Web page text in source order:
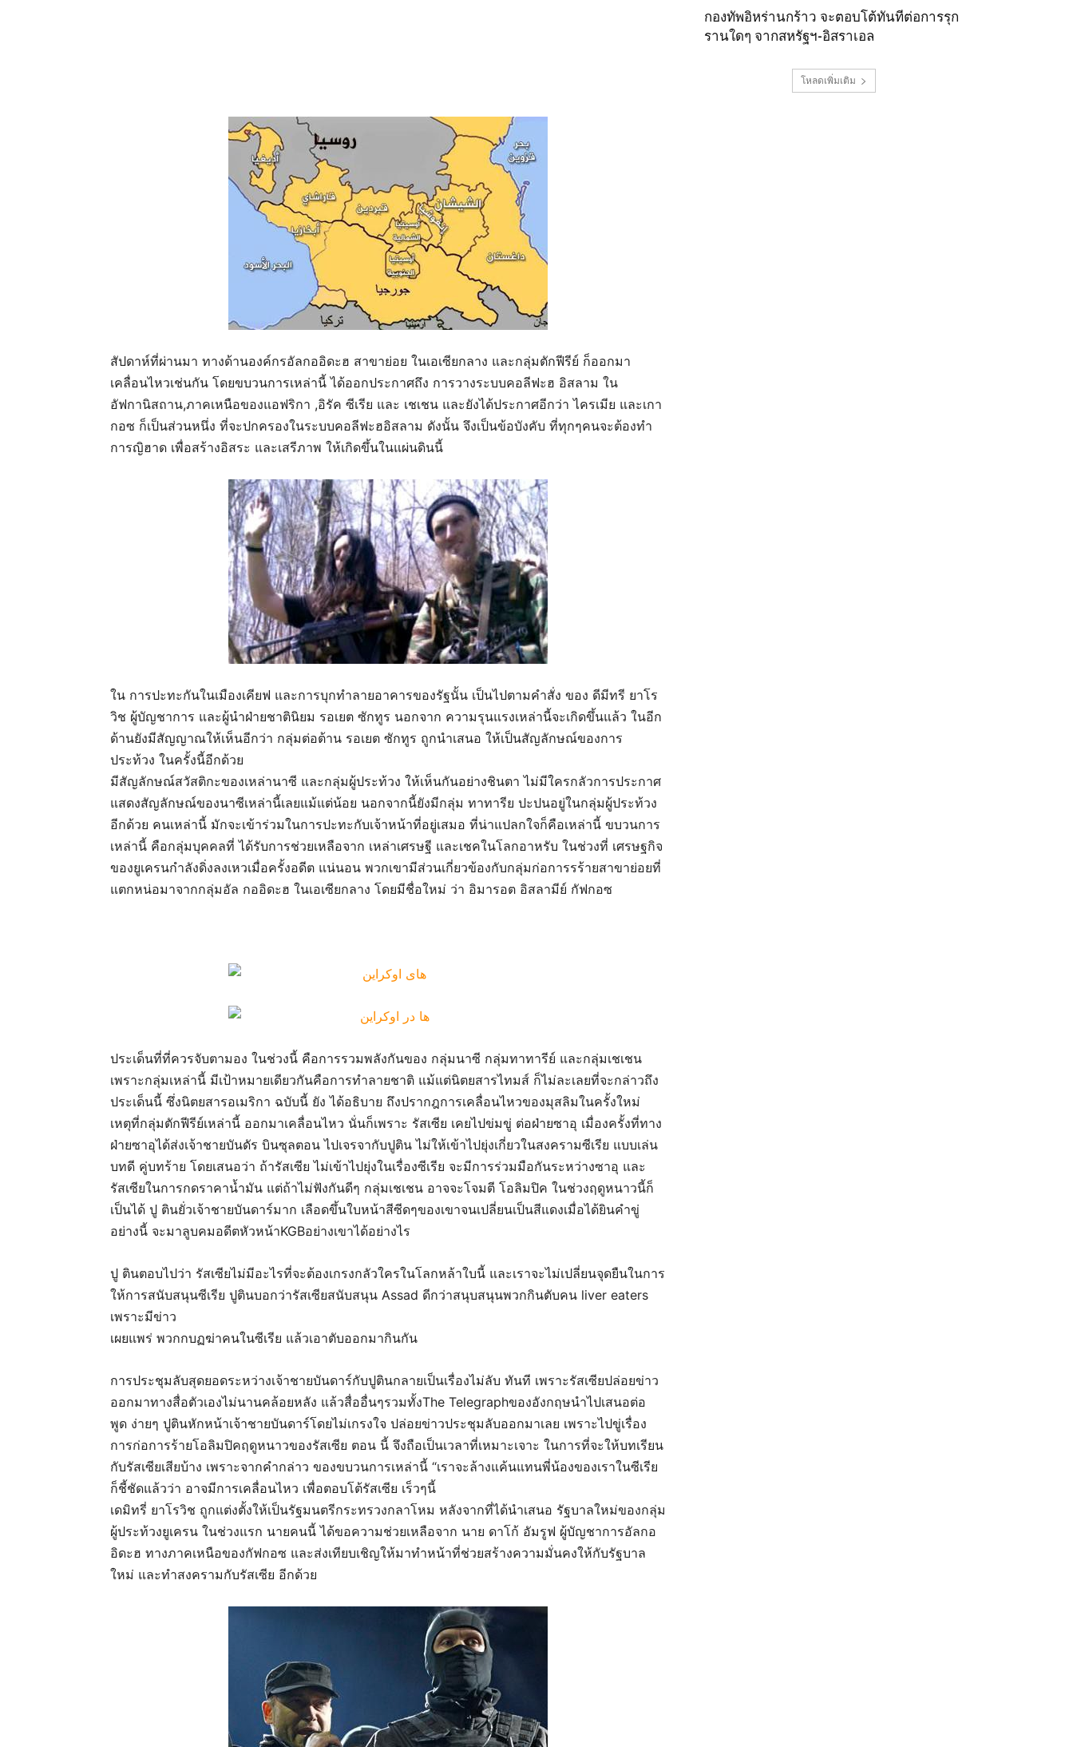
สัปดาห์ที่ผ่านมา ทางด้านองค์กรอัลกออิดะฮ สาขาย่อย ในเอเซียกลาง และกลุ่มตักฟีรีย์ ก็ออกมา
เคลื่อนไหวเช่นกัน โดยขบวนการเหล่านี้ ได้ออกประกาศถึง การวางระบบคอลีฟะฮ อิสลาม ใน
อัฟกานิสถาน,ภาคเหนือของแอฟริกา ,อิรัค ซีเรีย และ เชเชน และยังได้ประกาศอีกว่า ไครเมีย และเกา
กอซ ก็เป็นส่วนหนึ่ง ที่จะปกครองในระบบคอลีฟะฮอิสลาม ดังนั้น จึงเป็นข้อบังคับ ที่ทุกๆคนจะต้องทำ
การญิฮาด เพื่อสร้างอิสระ และเสรีภาพ ให้เกิดขึ้นในแผ่นดินนี้
ใน การปะทะกันในเมืองเคียฟ และการบุกทำลายอาคารของรัฐนั้น เป็นไปตามคำสั่ง ของ ดีมีทรี ยาโร
วิช ผู้บัญชาการ และผู้นำฝ่ายชาตินิยม รอเยต ซักทูร นอกจาก ความรุนแรงเหล่านี้จะเกิดขึ้นแล้ว ในอีก
ด้านยังมีสัญญาณให้เห็นอีกว่า กลุ่มต่อต้าน รอเยต ซักทูร ถูกนำเสนอ ให้เป็นสัญลักษณ์ของการ
ประท้วง ในครั้งนี้อีกด้วย
มีสัญลักษณ์สวัสติกะของเหล่านาซี และกลุ่มผู้ประท้วง ให้เห็นกันอย่างชินตา ไม่มีใครกลัวการประกาศ
แสดงสัญลักษณ์ของนาซีเหล่านี้เลยแม้แต่น้อย นอกจากนี้ยังมีกลุ่ม ทาทารีย ปะปนอยู่ในกลุ่มผู้ประท้วง
อีกด้วย คนเหล่านี้ มักจะเข้าร่วมในการปะทะกับเจ้าหน้าที่อยู่เสมอ ที่น่าแปลกใจก็คือเหล่านี้ ขบวนการ
เหล่านี้ คือกลุ่มบุคคลที่ ได้รับการช่วยเหลือจาก เหล่าเศรษฐี และเชคในโลกอาหรับ ในช่วงที่ เศรษฐกิจ
ของยูเครนกำลังดิ่งลงเหวเมื่อครั้งอดีต แน่นอน พวกเขามีส่วนเกี่ยวข้องกับกลุ่มก่อการรร้ายสาขาย่อยที่
แตกหน่อมาจากกลุ่มอัล กออิดะฮ ในเอเซียกลาง โดยมีชื่อใหม่ ว่า อิมารอต อิสลามีย์ กัฟกอซ
ประเด็นที่ที่ควรจับตามอง ในช่วงนี้ คือการรวมพลังกันของ กลุ่มนาซี กลุ่มทาทารีย์ และกลุ่มเชเชน
เพราะกลุ่มเหล่านี้ มีเป้าหมายเดียวกันคือการทำลายชาติ แม้แต่นิตยสารไทมส์ ก็ไม่ละเลยที่จะกล่าวถึง
ประเด็นนี้ ซึ่งนิตยสารอเมริกา ฉบับนี้ ยัง ได้อธิบาย ถึงปรากฎการเคลื่อนไหวของมุสลิมในครั้งใหม่
เหตุที่กลุ่มตักฟีรีย์เหล่านี้ ออกมาเคลื่อนไหว นั่นก็เพราะ รัสเซีย เคยไปข่มขู่ ต่อฝ่ายซาอุ เมื่องครั้งที่ทาง
ฝ่ายซาอุได้ส่งเจ้าชายบันดัร บินซุลตอน ไปเจรจากับปูติน ไม่ให้เข้าไปยุ่งเกี่ยวในสงครามซีเรีย แบบเล่น
บทดี คู่บทร้าย โดยเสนอว่า ถ้ารัสเซีย ไม่เข้าไปยุ่งในเรื่องซีเรีย จะมีการร่วมมือกันระหว่างซาอุ และ
รัสเซียในการกดราคาน้ำมัน แต่ถ้าไม่ฟังกันดีๆ กลุ่มเชเชน อาจจะโจมตี โอลิมปิค ในช่วงฤดูหนาวนี้ก็
เป็นได้ ปู ตินยั่วเจ้าชายบันดาร์มาก เลือดขึ้นใบหน้าสีซีดๆของเขาจนเปลี่ยนเป็นสีแดงเมื่อได้ยินคำขู่
อย่างนี้ จะมาลูบคมอดีตหัวหน้าKGBอย่างเขาได้อย่างไร
ปู ตินตอบไปว่า รัสเซียไม่มีอะไรที่จะต้องเกรงกลัวใครในโลกหล้าใบนี้ และเราจะไม่เปลี่ยนจุดยืนในการ
ให้การสนับสนุนซีเรีย ปูตินบอกว่ารัสเซียสนับสนุน Assad ดีกว่าสนุบสนุนพวกกินตับคน liver eaters
เพราะมีข่าว
เผยแพร่ พวกกบฏฆ่าคนในซีเรีย แล้วเอาตับออกมากินกัน
การประชุมลับสุดยอดระหว่างเจ้าชายบันดาร์กับปูตินกลายเป็นเรื่องไม่ลับ ทันที เพราะรัสเซียปล่อยข่าว
ออกมาทางสื่อตัวเองไม่นานคล้อยหลัง แล้วสื่ออื่นๆรวมทั้งThe Telegraphของอังกฤษนำไปเสนอต่อ
พูด ง่ายๆ ปูตินหักหน้าเจ้าชายบันดาร์โดยไม่เกรงใจ ปล่อยข่าวประชุมลับออกมาเลย เพราะไปขู่เรื่อง
การก่อการร้ายโอลิมปิคฤดูหนาวของรัสเซีย ตอน นี้ จึงถือเป็นเวลาที่เหมาะเจาะ ในการที่จะให้บทเรียน
กับรัสเซียเสียบ้าง เพราะจากคำกล่าว ของขบวนการเหล่านี้ “เราจะล้างแค้นแทนพี่น้องของเราในซีเรีย
ก็ชี้ชัดแล้วว่า อาจมีการเคลื่อนไหว เพื่อตอบโต้รัสเซีย เร็วๆนี้
เดมิทรี่ ยาโรวิช ถูกแต่งตั้งให้เป็นรัฐมนตรีกระทรวงกลาโหม หลังจากที่ได้นำเสนอ รัฐบาลใหม่ของกลุ่ม
ผู้ประท้วงยูเครน ในช่วงแรก นายคนนี้ ได้ขอความช่วยเหลือจาก นาย ดาโก้ อัมรูฟ ผู้บัญชาการอัลกอ
อิดะฮ ทางภาคเหนือของกัฟกอซ และส่งเทียบเชิญให้มาทำหน้าที่ช่วยสร้างความมั่นคงให้กับรัฐบาล
ใหม่ และทำสงครามกับรัสเซีย อีกด้วย
กองทัพอิหร่านกร้าว จะตอบโต้ทันทีต่อการรุก
รานใดๆ จากสหรัฐฯ-อิสราเอล
โหลดเพิ่มเติม